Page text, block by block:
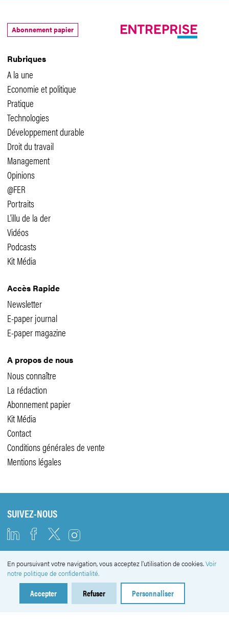
Rubriques
A la une
Economie et politique
Pratique
Technologies
Développement durable
Droit du travail
Management
Opinions
@FER
Portraits
L'illu de la der
Vidéos
Podcasts
Kit Média
Accès Rapide
Newsletter
E-paper journal
E-paper magazine
A propos de nous
Nous connaître
La rédaction
Abonnement papier
Kit Média
Contact
Conditions générales de vente
Mentions légales
Abonnement papier
SUIVEZ-NOUS
NEWSLETTER
En poursuivant votre navigation, vous acceptez l'utilisation de cookies.Voir
notre politique de confidentialité.
Accepter Refuser Personnaliser